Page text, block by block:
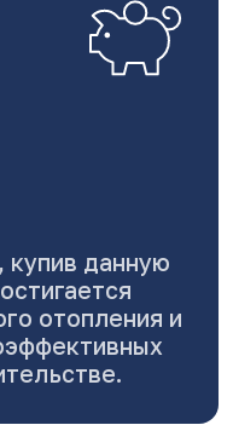
купив данную
отопления и